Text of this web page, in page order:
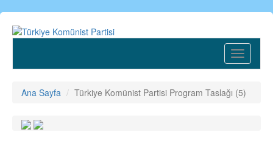
Ana
içeriğe
Toggle
Ana Sayfa Türkiye Komünist Partisi Program Taslağı (5)